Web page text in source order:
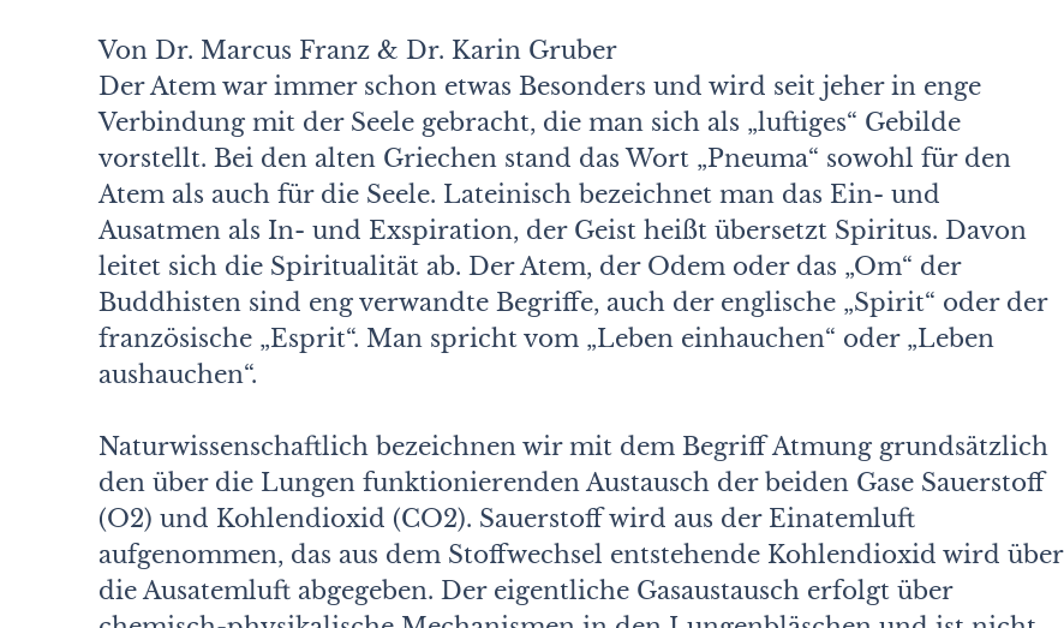
Von Dr. Marcus Franz & Dr. Karin Gruber
Der Atem war immer schon etwas Besonders und wird seit jeher in enge
Verbindung mit der Seele gebracht, die man sich als „luftiges“ Gebilde
vorstellt. Bei den alten Griechen stand das Wort „Pneuma“ sowohl für den
Atem als auch für die Seele. Lateinisch bezeichnet man das Ein- und
Ausatmen als In- und Exspiration, der Geist heißt übersetzt Spiritus. Davon
leitet sich die Spiritualität ab. Der Atem, der Odem oder das „Om“ der
Buddhisten sind eng verwandte Begriffe, auch der englische „Spirit“ oder der
französische „Esprit“. Man spricht vom „Leben einhauchen“ oder „Leben
aushauchen“.
Naturwissenschaftlich bezeichnen wir mit dem Begriff Atmung grundsätzlich
den über die Lungen funktionierenden Austausch der beiden Gase Sauerstoff
(O2) und Kohlendioxid (CO2). Sauerstoff wird aus der Einatemluft
aufgenommen, das aus dem Stoffwechsel entstehende Kohlendioxid wird über
die Ausatemluft abgegeben. Der eigentliche Gasaustausch erfolgt über